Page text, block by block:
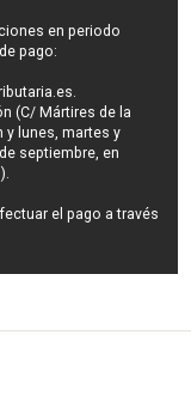
en periodo
pago:
.
(C/ Mártires de la
y lunes, martes y
septiembre, en
el pago a través